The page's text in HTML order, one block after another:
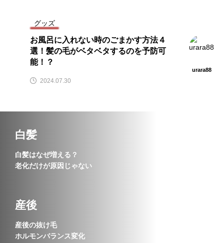
グッズ
お風呂に入れない時のごまかす方法４
選！髪の毛がベタベタするのを予防可
能！？
urara88
2024.07.30
白髪
白髪はなぜ増える？
老化だけが原因じゃない
産後
産後の抜け毛
ホルモンバランス変化